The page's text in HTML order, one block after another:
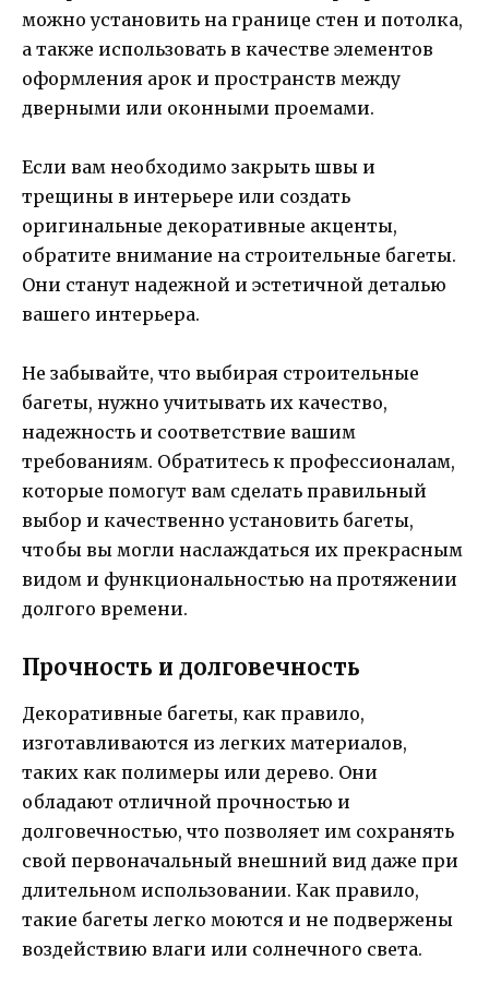
можно установить на границе стен и потолка,
а также использовать в качестве элементов
оформления арок и пространств между
дверными или оконными проемами.
Если вам необходимо закрыть швы и
трещины в интерьере или создать
оригинальные декоративные акценты,
обратите внимание на строительные багеты.
Они станут надежной и эстетичной деталью
вашего интерьера.
Не забывайте, что выбирая строительные
багеты, нужно учитывать их качество,
надежность и соответствие вашим
требованиям. Обратитесь к профессионалам,
которые помогут вам сделать правильный
выбор и качественно установить багеты,
чтобы вы могли наслаждаться их прекрасным
видом и функциональностью на протяжении
долгого времени.
Прочность и долговечность
Декоративные багеты, как правило,
изготавливаются из легких материалов,
таких как полимеры или дерево. Они
обладают отличной прочностью и
долговечностью, что позволяет им сохранять
свой первоначальный внешний вид даже при
длительном использовании. Как правило,
такие багеты легко моются и не подвержены
воздействию влаги или солнечного света.